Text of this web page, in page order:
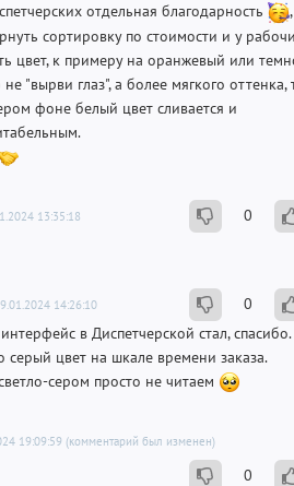
отдельная благодарность
,
сортировку по стоимости и у
цвет, к примеру на оранжевый или
"вырви глаз", а более мягкого оттенка,
фоне белый цвет сливается и
13:35:18
0
14:26:10
0
в Диспетчерской стал, спасибо.
серый цвет на шкале времени заказа.
сером просто не читаем
19:09:59 (комментарий был изменен)
0